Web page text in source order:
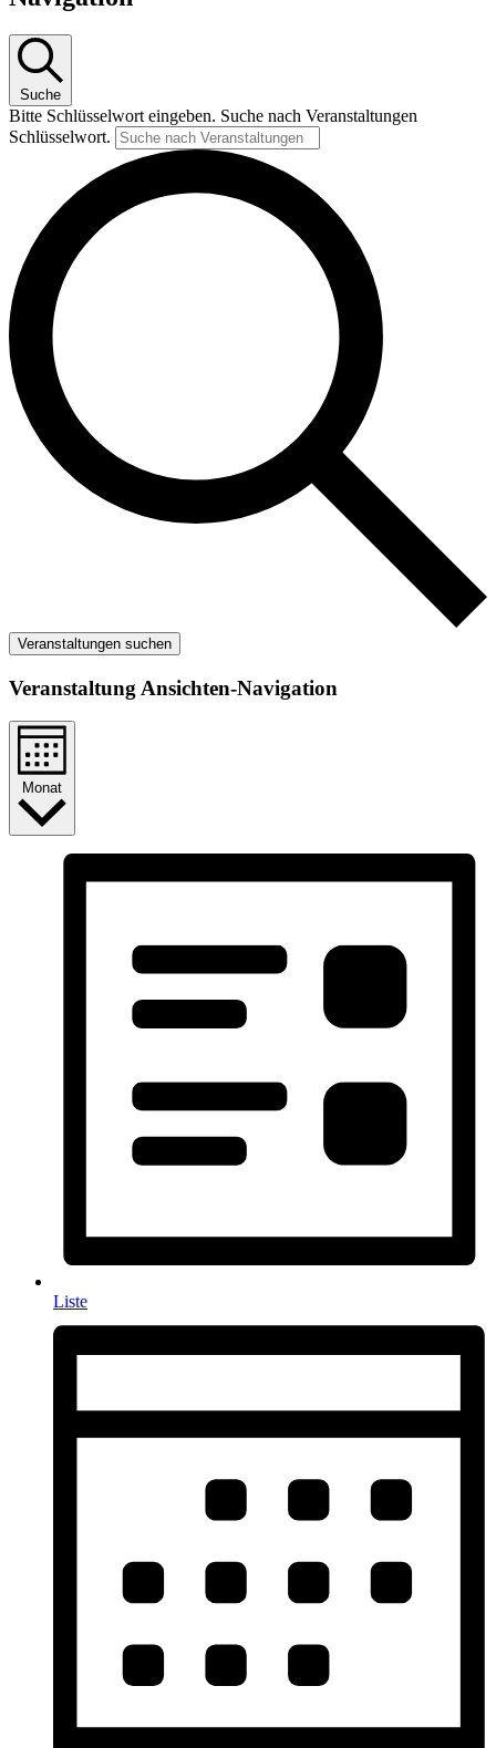
Suche
Bitte Schlüsselwort eingeben. Suche nach Veranstaltungen
Schlüsselwort.
Veranstaltungen suchen
Veranstaltung Ansichten-Navigation
Monat
Liste